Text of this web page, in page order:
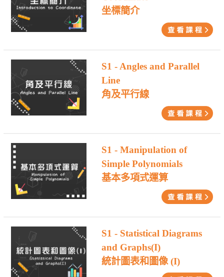
坐標簡介
S1 - Angles and Parallel
Line
角及平行線
S1 - Manipulation of
Simple Polynomials
基本多項式運算
S1 - Statistical Diagrams
and Graphs(I)
統計圖表和圖像 (I)